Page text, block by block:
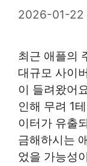
2026-01-22
최근 애플의
대규모 사이
이 들려왔어
인해 무려 1
이터가 유출
금해하시는
었을 가능성